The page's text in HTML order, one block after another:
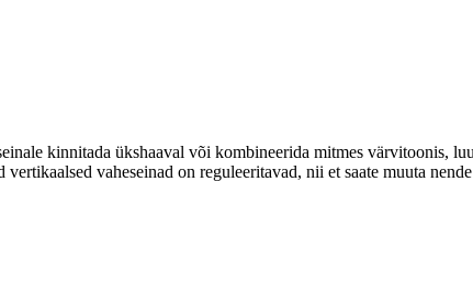
kinnitada ükshaaval või kombineerida mitmes värvitoonis,
vaheseinad on reguleeritavad, nii et saate muuta